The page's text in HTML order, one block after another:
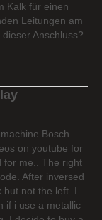
Kalk für einen
Leitungen am
Anschluss?
Bosch
on youtube for
for me.. The right
After inversed
but not the left. I
if i use a metallic